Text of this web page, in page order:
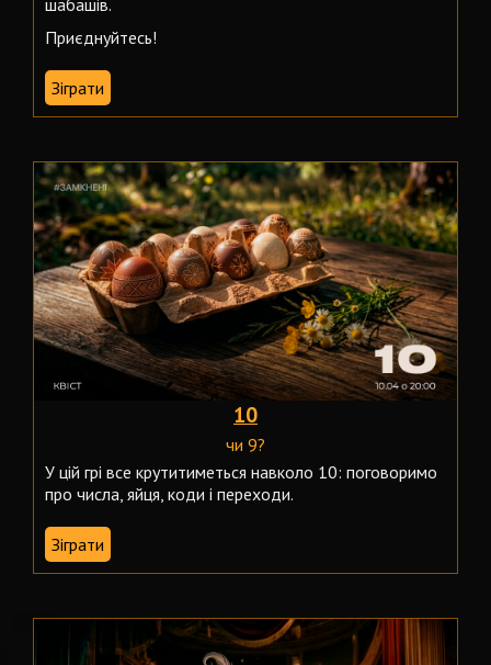
шабашів.
Приєднуйтесь!
Зіграти
10
чи 9?
У цій грі все крутитиметься навколо 10: поговоримо
про числа, яйця, коди і переходи.
Зіграти